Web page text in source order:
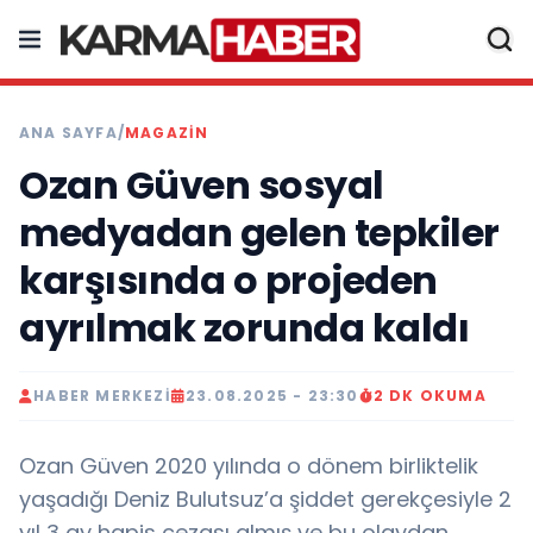
ANA SAYFA/MAGAZIN
Ozan Güven sosyal
medyadan gelen tepkiler
karşısında o projeden
ayrılmak zorunda kaldı
HABER MERKEZI 23.08.2025 - 23:30 2 DK OKUMA
Ozan Güven 2020 yılında o dönem birliktelik
yaşadığı Deniz Bulutsuz’a şiddet gerekçesiyle 2